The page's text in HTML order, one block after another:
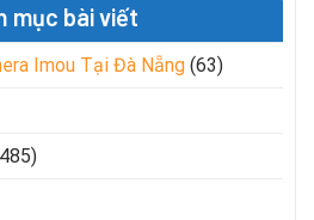
mục bài viết
Imou Tại Đà Nẵng (63)